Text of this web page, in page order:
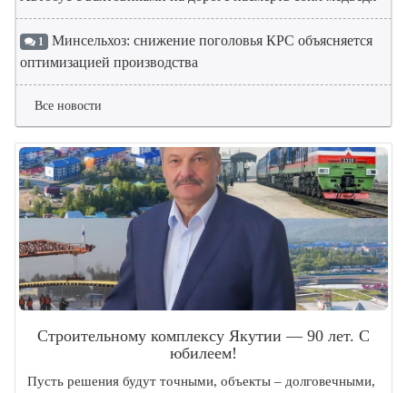
1 Минсельхоз: снижение поголовья КРС объясняется
оптимизацией производства
Все новости
Строительному комплексу Якутии — 90 лет. С
юбилеем!
Пусть решения будут точными, объекты – долговечными,